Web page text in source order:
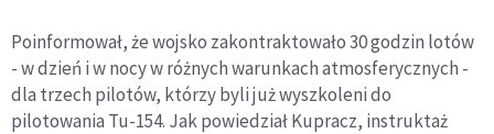
Poinformował, że wojsko zakontraktowało 30 godzin lotów
- w dzień i w nocy w różnych warunkach atmosferycznych -
dla trzech pilotów, którzy byli już wyszkoleni do
pilotowania Tu-154. Jak powiedział Kupracz, instruktaż